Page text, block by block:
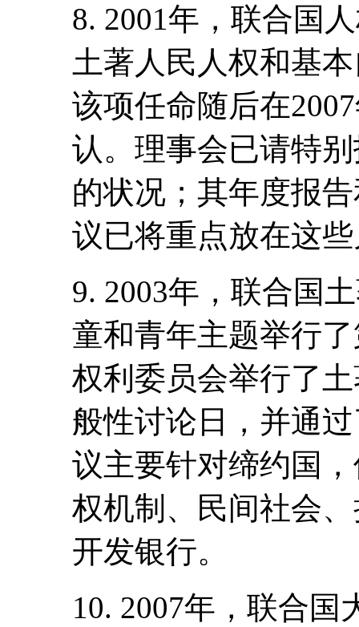
8. 2001年，联合国
土著人民人权和基
该项任命随后在
认。理事会已请特
的状况；其年度报
议已将重点放在这
9. 2003年，联合国
童和青年主题举行
权利委员会举行了
般性讨论日，并通
议主要针对缔约国
权机制、民间社会
开发银行。
10. 2007年，联合